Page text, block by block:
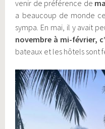
venir de préférence de
a beaucoup de monde
sympa. En mai, il y avait
novembre à mi-février,
bateaux et les hôtels sont